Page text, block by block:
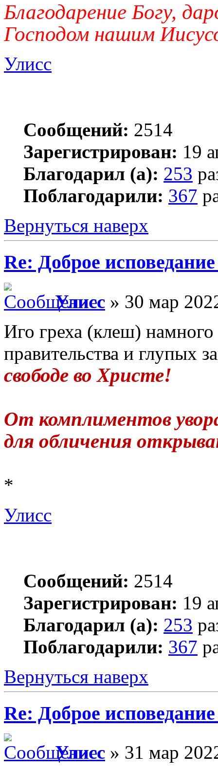
Благодарение Богу,
Господом нашим
Улисс
Сообщений: 2514
Зарегистрирован: 19
Благодарил (а): 253
Поблагодарили: 367
Вернуться наверх
Re: Доброе
Улисс » 30 мар
Иго греха (клеш)
правительства и глупых
свободе во Христе!
От комплиментов
для обличения
*
Улисс
Сообщений: 2514
Зарегистрирован: 19
Благодарил (а): 253
Поблагодарили: 367
Вернуться наверх
Re: Доброе
Улисс » 31 мар